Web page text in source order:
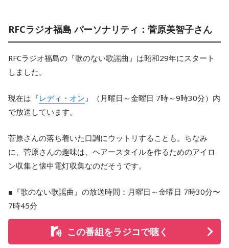
RFCラジオ福島 パーソナリティ：菅原美智子さん
RFCラジオ福島の『歌のない歌謡曲』は昭和29年にスタート
しました。
現在は『レディ・オン』（月曜日～金曜日 7時～9時30分）内
で放送しています。
菅原さんの落ち着いた口調にウットリすることも。ちなみ
に、菅原さんの趣味は、ヘアースタイルを作るためのアイロ
ン収集と懐中電灯収集なのだそうです。
■『歌のない歌謡曲』の放送時間：月曜日～金曜日 7時30分〜
7時45分
この番組をラジコで聴く